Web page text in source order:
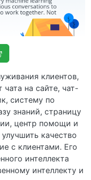
клиентов,
на сайте, чат-
систему по
знаний, страницу
центр помощи и
качество
с клиентами. Его
интеллекта
интеллекту и